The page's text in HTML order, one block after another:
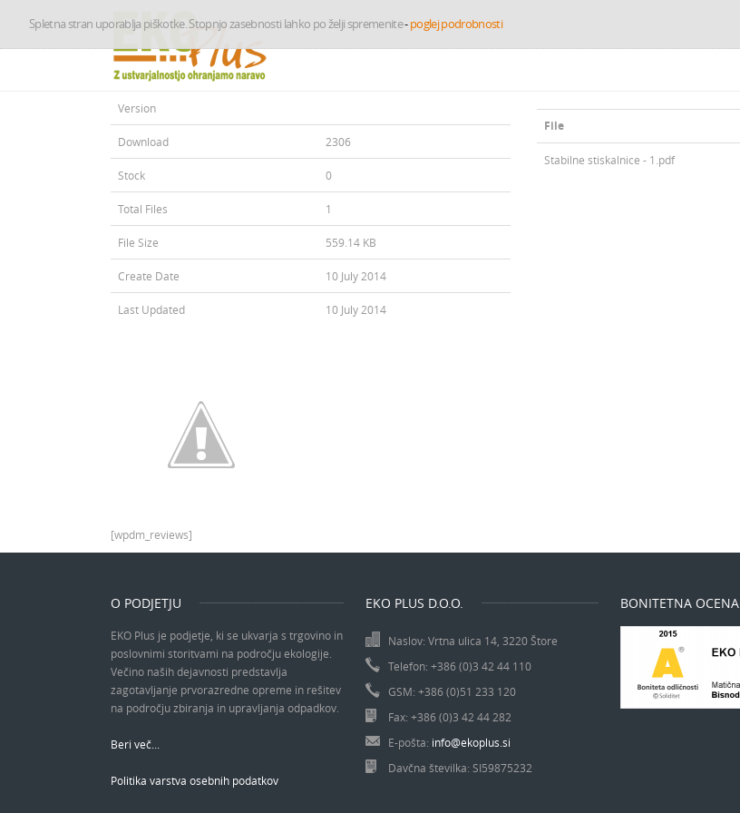
Spletna stran uporablja piškotke. Stopnjo zasebnosti lahko po želji spremenite-poglej podrobnosti
Version
Download 2306
Stock 0
Total Files 1
File Size 559.14 KB
Create Date 10 July 2014
Last Updated 10 July 2014
File
Stabilne stiskalnice - 1.pdf
[wpdm_reviews]
O PODJETJU
EKO Plus je podjetje, ki se ukvarja s trgovino in
poslovnimi storitvami na področju ekologije.
Večino naših dejavnosti predstavlja
zagotavljanje prvorazredne opreme in rešitev
na področju zbiranja in upravljanja odpadkov.
Beri več...
Politika varstva osebnih podatkov
EKO PLUS D.O.O.
Naslov: Vrtna ulica 14, 3220 Štore
Telefon: +386 (0)3 42 44 110
GSM: +386 (0)51 233 120
Fax: +386 (0)3 42 44 282
E-pošta: info@ekoplus.si
Davčna številka: SI59875232
BONITETNA OCENA